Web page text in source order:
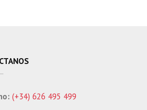
(+34) 626 495 499